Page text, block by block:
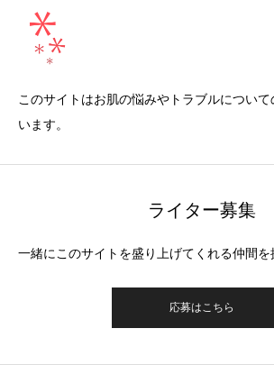
このサイトはお肌の悩みやトラブルについ
います。
ライター募集
一緒にこのサイトを盛り上げてくれる仲間を
応募はこちら